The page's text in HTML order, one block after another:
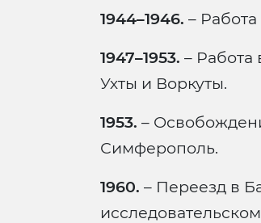
1944–1946. –
1947–1953. – Работа
Ухты и Воркуты.
1953. –
Симферополь.
1960. – Переезд в